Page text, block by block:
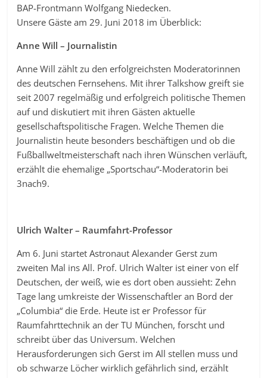
BAP-Frontmann Wolfgang Niedecken.
Unsere Gäste am 29. Juni 2018 im Überblick:
Anne Will – Journalistin
Anne Will zählt zu den erfolgreichsten Moderatorinnen
des deutschen Fernsehens. Mit ihrer Talkshow greift sie
seit 2007 regelmäßig und erfolgreich politische Themen
auf und diskutiert mit ihren Gästen aktuelle
gesellschaftspolitische Fragen. Welche Themen die
Journalistin heute besonders beschäftigen und ob die
Fußballweltmeisterschaft nach ihren Wünschen verläuft,
erzählt die ehemalige „Sportschau“-Moderatorin bei
3nach9.
Ulrich Walter – Raumfahrt-Professor
Am 6. Juni startet Astronaut Alexander Gerst zum
zweiten Mal ins All. Prof. Ulrich Walter ist einer von elf
Deutschen, der weiß, wie es dort oben aussieht: Zehn
Tage lang umkreiste der Wissenschaftler an Bord der
„Columbia“ die Erde. Heute ist er Professor für
Raumfahrttechnik an der TU München, forscht und
schreibt über das Universum. Welchen
Herausforderungen sich Gerst im All stellen muss und
ob schwarze Löcher wirklich gefährlich sind, erzählt